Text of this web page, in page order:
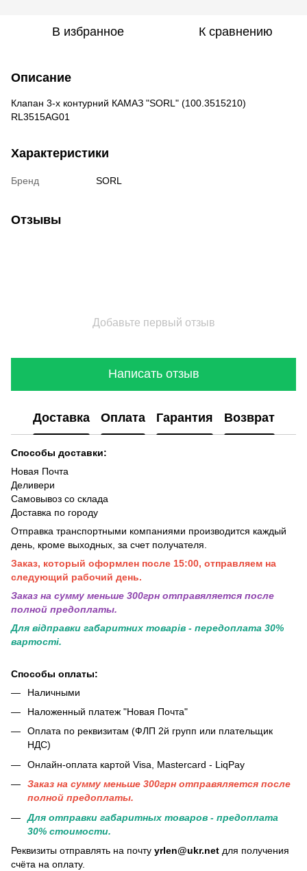
В избранное К сравнению
Описание
Клапан 3-х контурний КАМАЗ "SORL" (100.3515210)
RL3515AG01
Характеристики
Бренд SORL
Отзывы
Добавьте первый отзыв
Написать отзыв
Доставка Оплата Гарантия Возврат
Способы доставки:
Новая Почта
Деливери
Самовывоз со склада
Доставка по городу
Отправка транспортными компаниями производится каждый
день, кроме выходных, за счет получателя.
Заказ, который оформлен после 15:00, отправляем на
следующий рабочий день.
Заказ на сумму меньше 300грн отправяляется после
полной предоплаты.
Для відправки габаритних товарів - передоплата 30%
вартості.
Способы оплаты:
Наличными
Наложенный платеж "Новая Почта"
Оплата по реквизитам (ФЛП 2й групп или плательщик
НДС)
Онлайн-оплата картой Visa, Mastercard - LiqPay
Заказ на сумму меньше 300грн отправяляется после
полной предоплаты.
Для отправки габаритных товаров - предоплата
30% стоимости.
Реквизиты отправлять на почту yrlen@ukr.net для получения
счёта на оплату.